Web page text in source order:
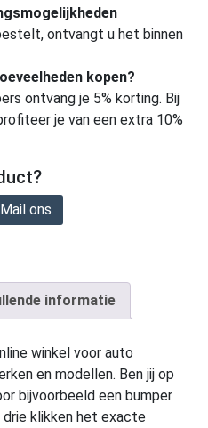
ontvangt u het binnen
kopen?
ontvang je 5% korting. Bij
je van een extra 10%
Mail ons
informatie
winkel voor auto
en modellen. Ben jij op
bijvoorbeeld een bumper
drie klikken het exacte